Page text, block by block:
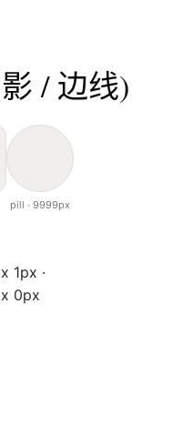
/ 边线)
pill · 9999px
1px ·
0px